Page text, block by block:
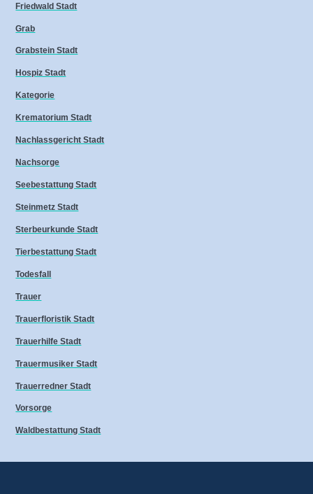
Friedwald Stadt
Grab
Grabstein Stadt
Hospiz Stadt
Kategorie
Krematorium Stadt
Nachlassgericht Stadt
Nachsorge
Seebestattung Stadt
Steinmetz Stadt
Sterbeurkunde Stadt
Tierbestattung Stadt
Todesfall
Trauer
Trauerfloristik Stadt
Trauerhilfe Stadt
Trauermusiker Stadt
Trauerredner Stadt
Vorsorge
Waldbestattung Stadt